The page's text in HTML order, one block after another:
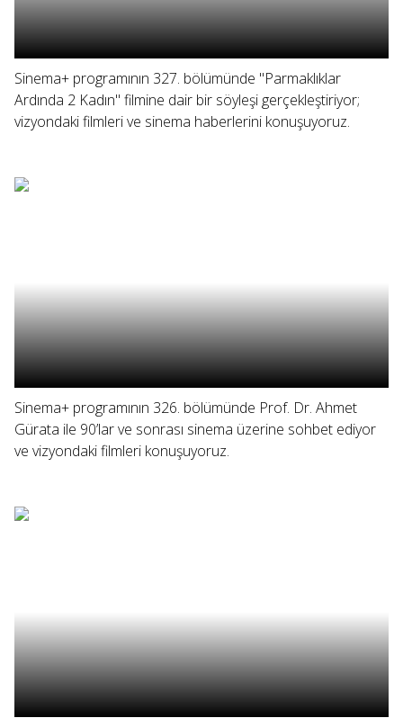
Sinema+ programının 327. bölümünde "Parmaklıklar
Ardında 2 Kadın" filmine dair bir söyleşi gerçekleştiriyor;
vizyondaki filmleri ve sinema haberlerini konuşuyoruz.
Sinema+ programının 326. bölümünde Prof. Dr. Ahmet
Gürata ile 90’lar ve sonrası sinema üzerine sohbet ediyor
ve vizyondaki filmleri konuşuyoruz.